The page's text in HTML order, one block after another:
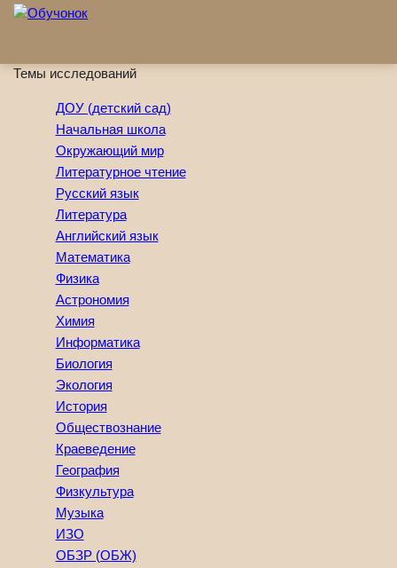
Перейти к основному содержанию
Темы исследований
ДОУ (детский сад)
Начальная школа
Окружающий мир
Литературное чтение
Русский язык
Литература
Английский язык
Математика
Физика
Астрономия
Химия
Информатика
Биология
Экология
История
Обществознание
Краеведение
География
Физкультура
Музыка
ИЗО
ОБЗР (ОБЖ)